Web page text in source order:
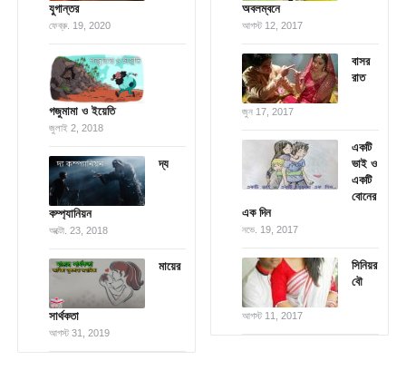
যুগান্তর
ফেব্রু. 19, 2020
গজুমামা ও ইয়েতি
জুলাই 2, 2018
দ্য
কম্প্যানিয়ন
অক্টো. 23, 2018
মায়ের
সার্থকতা
আগস্ট 31, 2019
অবলম্বনে
আগস্ট 12, 2017
বাসর
রাত
জুন 17, 2017
একটি
ভাই ও
একটি
বোনের
এক দিন
নভে. 19, 2017
সিনিয়র
বৌ
আগস্ট 11, 2017